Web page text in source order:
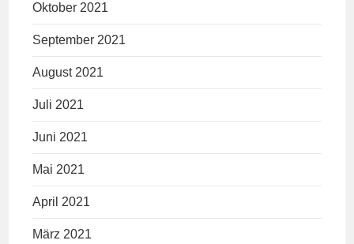
Oktober 2021
September 2021
August 2021
Juli 2021
Juni 2021
Mai 2021
April 2021
März 2021